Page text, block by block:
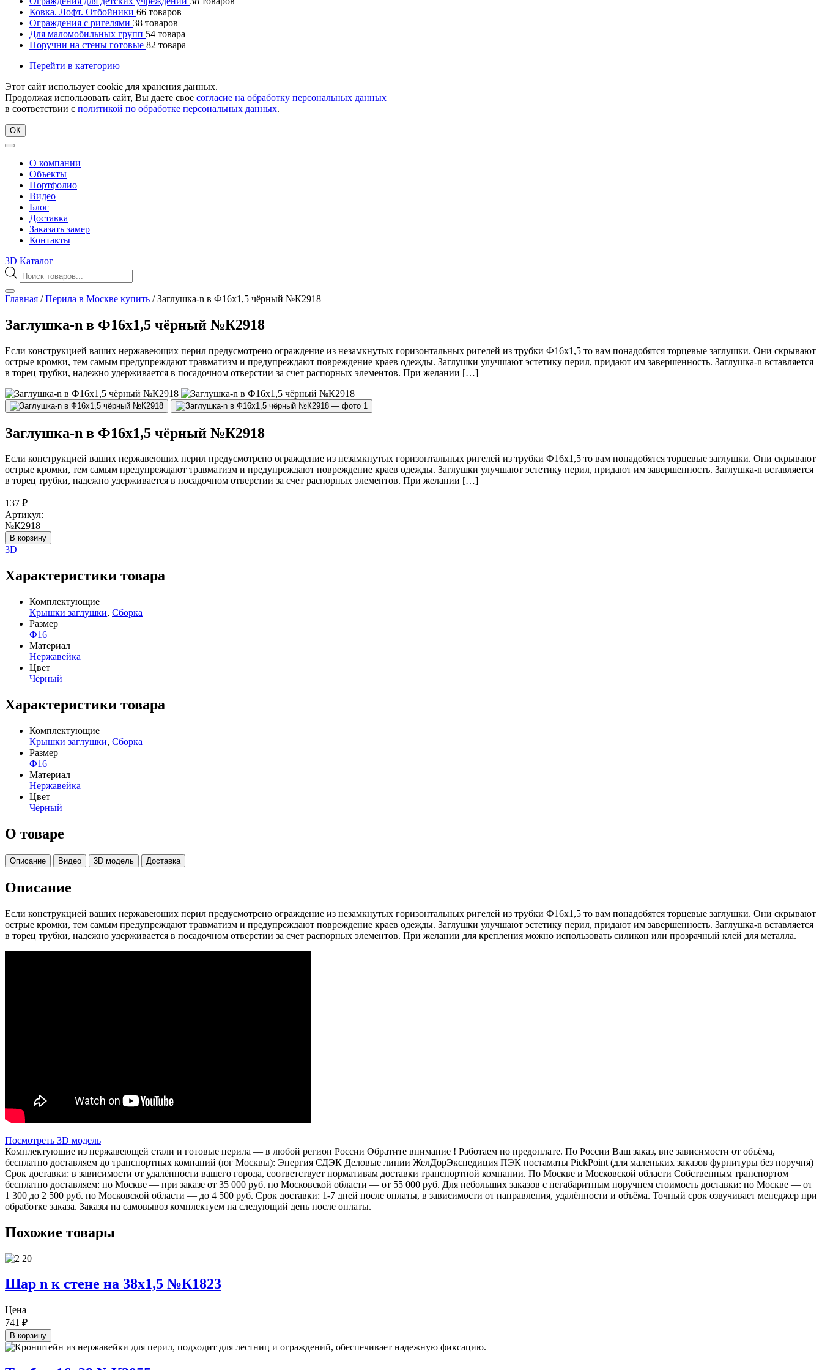
Ковка. Лофт. Отбойники 66 товаров
Ограждения с ригелями 38 товаров
Для маломобильных групп 54 товара
Поручни на стены готовые 82 товара
Перейти в категорию
Этот сайт использует cookie для хранения данных.
Продолжая использовать сайт, Вы даете свое согласие на обработку персональных данных
в соответствии с политикой по обработке персональных данных.
ОК
О компании
Объекты
Портфолио
Видео
Блог
Доставка
Заказать замер
Контакты
3D Каталог
Поиск
товаров
Главная /Перила в Москве купить /Заглушка-n в Ф16х1,5 чёрный №К2918
Заглушка-n в Ф16х1,5 чёрный №К2918
Если конструкцией ваших нержавеющих перил предусмотрено ограждение из незамкнутых горизонтальных ригелей из трубки Ф16х1,5 то вам понадобятся торцевые заглушки. Они скрывают
острые кромки, тем самым предупреждают травматизм и предупреждают повреждение краев одежды. Заглушки улучшают эстетику перил, придают им завершенность. Заглушка-n вставляется
в торец трубки, надежно удерживается в посадочном отверстии за счет распорных элементов. При желании […]
Заглушка-n в Ф16х1,5 чёрный №К2918
Если конструкцией ваших нержавеющих перил предусмотрено ограждение из незамкнутых горизонтальных ригелей из трубки Ф16х1,5 то вам понадобятся торцевые заглушки. Они скрывают
острые кромки, тем самым предупреждают травматизм и предупреждают повреждение краев одежды. Заглушки улучшают эстетику перил, придают им завершенность. Заглушка-n вставляется
в торец трубки, надежно удерживается в посадочном отверстии за счет распорных элементов. При желании […]
137 ₽
Артикул:
№К2918
В корзину
3D
Характеристики товара
Комплектующие
Крышки заглушки, Сборка
Размер
Ф16
Материал
Нержавейка
Цвет
Чёрный
Характеристики товара
Комплектующие
Крышки заглушки, Сборка
Размер
Ф16
Материал
Нержавейка
Цвет
Чёрный
О товаре
Описание Видео 3D модель Доставка
Описание
Если конструкцией ваших нержавеющих перил предусмотрено ограждение из незамкнутых горизонтальных ригелей из трубки Ф16х1,5 то вам понадобятся торцевые заглушки. Они скрывают
острые кромки, тем самым предупреждают травматизм и предупреждают повреждение краев одежды. Заглушки улучшают эстетику перил, придают им завершенность. Заглушка-n вставляется
в торец трубки, надежно удерживается в посадочном отверстии за счет распорных элементов. При желании для крепления можно использовать силикон или прозрачный клей для металла.
Посмотреть 3D модель
Комплектующие из нержавеющей стали и готовые перила — в любой регион России Обратите внимание ! Работаем по предоплате. По России Ваш заказ, вне зависимости от объёма,
бесплатно доставляем до транспортных компаний (юг Москвы): Энергия СДЭК Деловые линии ЖелДорЭкспедиция ПЭК постаматы PickPoint (для маленьких заказов фурнитуры без поручня)
Срок доставки: в зависимости от удалённости вашего города, соответствует нормативам доставки транспортной компании. По Москве и Московской области Собственным транспортом
бесплатно доставляем: по Москве — при заказе от 35 000 руб. по Московской области — от 55 000 руб. Для небольших заказов с негабаритным поручнем стоимость доставки: по Москве — от
1 300 до 2 500 руб. по Московской области — до 4 500 руб. Срок доставки: 1-7 дней после оплаты, в зависимости от направления, удалённости и объёма. Точный срок озвучивает менеджер при
обработке заказа. Заказы на самовывоз комплектуем на следующий день после оплаты.
Похожие товары
Шар n к стене на 38х1,5 №К1823
Цена
741 ₽
В корзину